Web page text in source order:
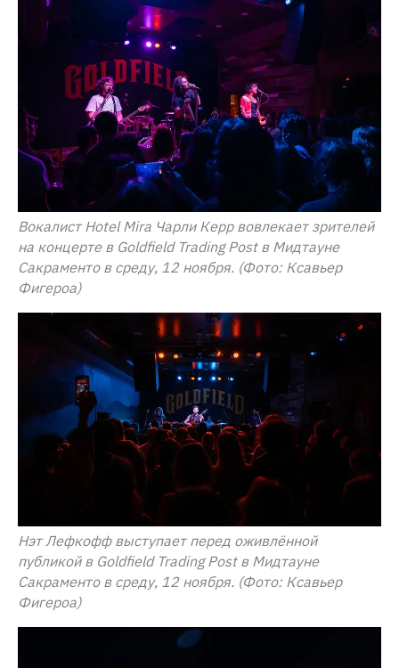
Вокалист Hotel Mira Чарли Керр вовлекает зрителей
на концерте в Goldfield Trading Post в Мидтауне
Сакраменто в среду, 12 ноября. (Фото: Ксавьер
Фигероа)
Нэт Лефкофф выступает перед оживлённой
публикой в Goldfield Trading Post в Мидтауне
Сакраменто в среду, 12 ноября. (Фото: Ксавьер
Фигероа)